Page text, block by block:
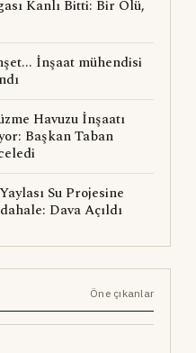
Kanlı Bitti: Bir Ölü,
İnşaat mühendisi
Havuzu İnşaatı
Başkan Taban
Su Projesine
Dava Açıldı
Öne çıkanlar